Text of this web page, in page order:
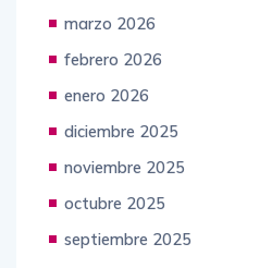
marzo 2026
febrero 2026
enero 2026
diciembre 2025
noviembre 2025
octubre 2025
septiembre 2025